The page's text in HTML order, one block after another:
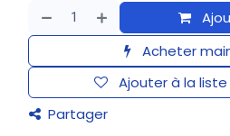
Acheter
Ajouter à la
Partager